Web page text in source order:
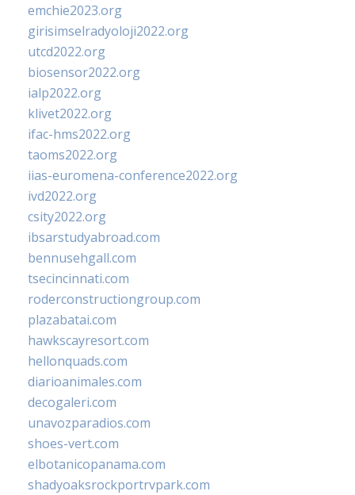
emchie2023.org
girisimselradyoloji2022.org
utcd2022.org
biosensor2022.org
ialp2022.org
klivet2022.org
ifac-hms2022.org
taoms2022.org
iias-euromena-conference2022.org
ivd2022.org
csity2022.org
ibsarstudyabroad.com
bennusehgall.com
tsecincinnati.com
roderconstructiongroup.com
plazabatai.com
hawkscayresort.com
hellonquads.com
diarioanimales.com
decogaleri.com
unavozparadios.com
shoes-vert.com
elbotanicopanama.com
shadyoaksrockportrvpark.com